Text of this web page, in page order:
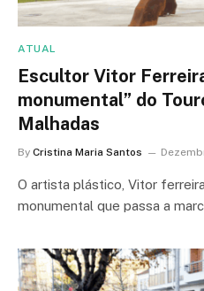
ATUAL
Escultor Vitor
monumental” do
Malhadas
By Cristina Maria Santos
O artista plástico, Vitor
monumental que passa a